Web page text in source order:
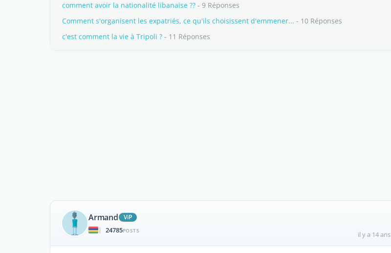
comment avoir la nationalité libanaise ?? - 9 Réponses
Comment s'organisent les expatriés, ce qu'ils choisissent d'emmener... - 10 Réponses
c'est comment la vie à Tripoli ? - 11 Réponses
Armand
ViP
|
24785POSTS il y a 14 ans